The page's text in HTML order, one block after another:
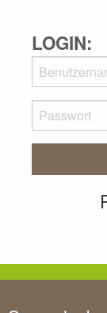
LOGIN: